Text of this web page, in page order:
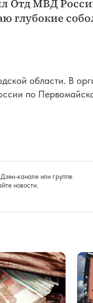
Отд МВД
глубокие
области. В
по
канале или группе
новости.